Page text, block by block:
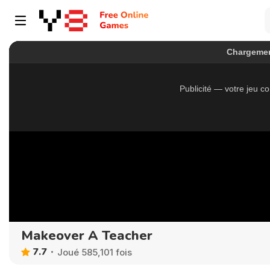
Makeover A Teacher
7.7 Joué 585,101 fois